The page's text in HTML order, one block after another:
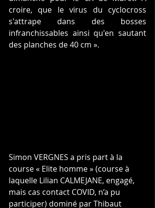
croire, que le virus du cyclocross
s'attrape dans des bosses
infranchissables ainsi qu'en sautant
des planches de 40 cm ».
Simon VERGNES a pris part à la
course « Elite homme » (course à
laquelle Lilian CALMEJANE, engagé,
mais cas contact COVID, n’a pu
participer) dominé par Thibaut